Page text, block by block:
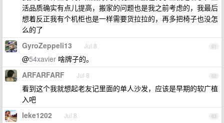
活品质确实有点儿提高，搬家的问题也是我之前考虑的，我最后
想着反正我有个机柜也是一样需要货拉拉的，再多把椅子也没怎
么的了
61
GyroZeppeli13 Jul 8
@54xavier 啥牌子的。
62
ARFARFARF Jul 8
看到这个我就想起老友记里面的单人沙发，应该是早期的软广植
入吧
63
leke1202 Jul 8